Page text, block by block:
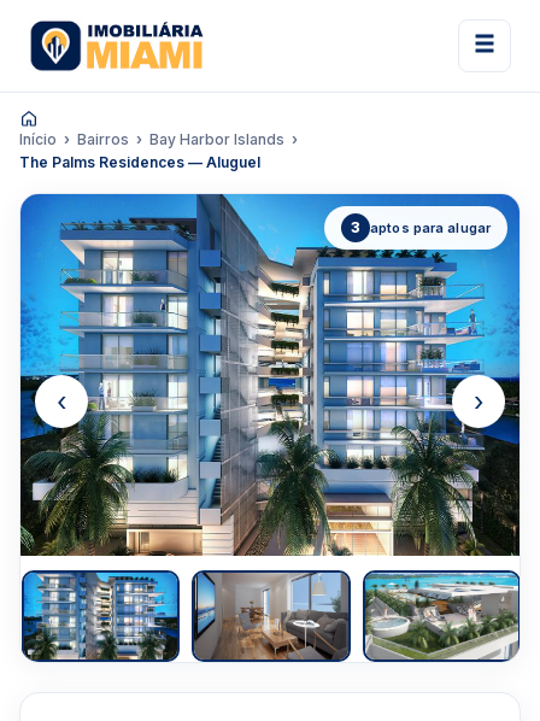
Início Bairros
Bay Harbor Islands
The Palms Residences — Aluguel
3 aptos para alugar
‹ ›